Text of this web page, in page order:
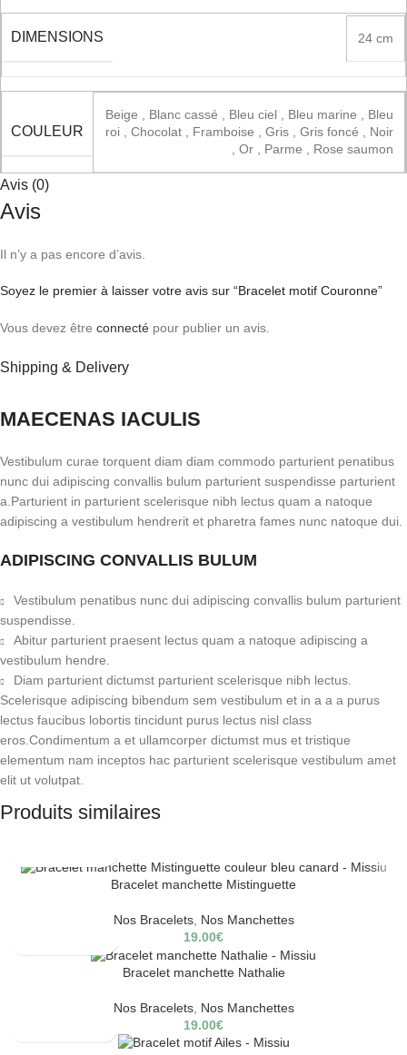
DIMENSIONS 24 cm
COULEUR
Beige Blanc cassé Bleu ciel Bleu marine
Bleu
roi
Chocolat Framboise Gris Gris foncé
Noir
Or Parme Rose saumon
Avis (0)
Avis
Il n’y a pas encore d’avis.
Soyez le premier à laisser votre avis sur “Bracelet motif Couronne”
Vous devez être connecté pour publier un avis.
Shipping & Delivery
MAECENAS IACULIS
Vestibulum curae torquent diam diam commodo parturient penatibus
nunc dui adipiscing convallis bulum parturient suspendisse parturient
a.Parturient in parturient scelerisque nibh lectus quam a natoque
adipiscing a vestibulum hendrerit et pharetra fames nunc natoque dui.
ADIPISCING CONVALLIS BULUM
Vestibulum penatibus nunc dui adipiscing convallis bulum parturient
suspendisse.
Abitur parturient praesent lectus quam a natoque adipiscing a
vestibulum hendre.
Diam parturient dictumst parturient scelerisque nibh lectus.
Scelerisque adipiscing bibendum sem vestibulum et in a a a purus
lectus faucibus lobortis tincidunt purus lectus nisl class
eros.Condimentum a et ullamcorper dictumst mus et tristique
elementum nam inceptos hac parturient scelerisque vestibulum amet
elit ut volutpat.
Produits similaires
Bracelet manchette Mistinguette
Nos Bracelets, Nos Manchettes
19.00€
Bracelet manchette Nathalie
Nos Bracelets, Nos Manchettes
19.00€